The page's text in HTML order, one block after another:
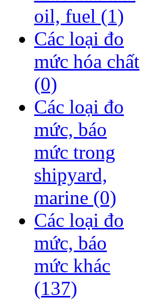
oil, fuel (1)
Các loại đo
mức hóa chất
(0)
Các loại đo
mức, báo
mức trong
shipyard,
marine (0)
Các loại đo
mức, báo
mức khác
(137)